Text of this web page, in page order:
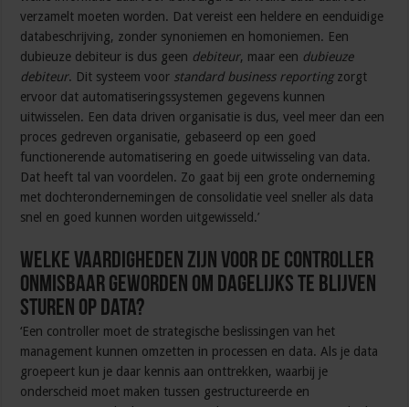
verzamelt moeten worden. Dat vereist een heldere en eenduidige
databeschrijving, zonder synoniemen en homoniemen. Een
dubieuze debiteur is dus geen debiteur, maar een dubieuze
debiteur. Dit systeem voor standard business reportingzorgt
ervoor dat automatiseringssystemen gegevens kunnen
uitwisselen. Een data driven organisatie is dus, veel meer dan een
proces gedreven organisatie, gebaseerd op een goed
functionerende automatisering en goede uitwisseling van data.
Dat heeft tal van voordelen. Zo gaat bij een grote onderneming
met dochterondernemingen de consolidatie veel sneller als data
snel en goed kunnen worden uitgewisseld.’
Welke vaardigheden zijn voor de controller
onmisbaar geworden om dagelijks te blijven
sturen op data?
‘Een controller moet de strategische beslissingen van het
management kunnen omzetten in processen en data. Als je data
groepeert kun je daar kennis aan onttrekken, waarbij je
onderscheid moet maken tussen gestructureerde en